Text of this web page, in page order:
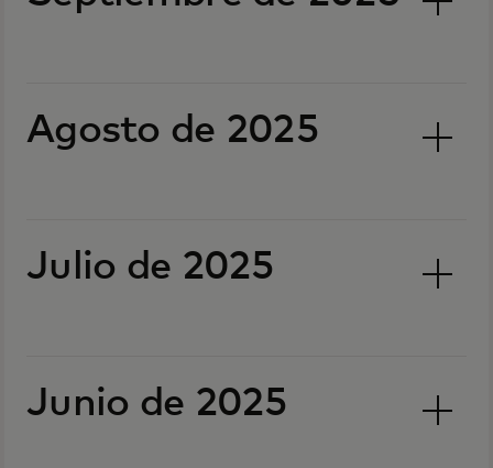
Agosto de 2025
Julio de 2025
Junio de 2025